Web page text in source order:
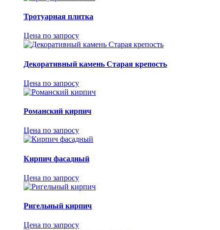
Тротуарная плитка
Цена по запросу
Декоративный камень Старая крепость
Цена по запросу
Романский кирпич
Цена по запросу
Кирпич фасадный
Цена по запросу
Ригельный кирпич
Цена по запросу